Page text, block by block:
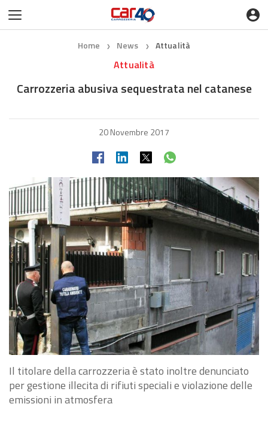
Home ❯ News ❯ Attualità
Attualità
Carrozzeria abusiva sequestrata nel catanese
20 Novembre 2017
Il titolare della carrozzeria è stato inoltre denunciato
per gestione illecita di rifiuti speciali e violazione delle
emissioni in atmosfera